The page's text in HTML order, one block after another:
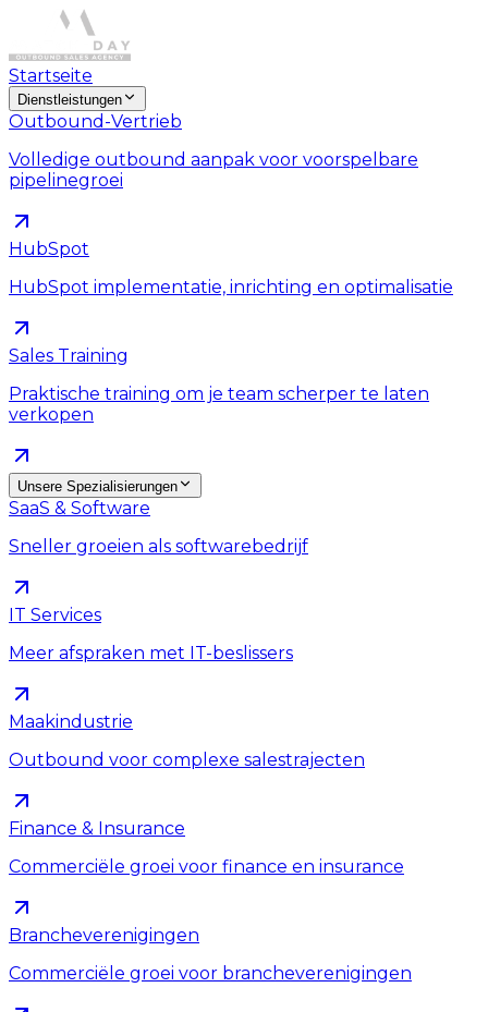
Startseite
Dienstleistungen
Outbound-Vertrieb
Volledige outbound aanpak voor voorspelbare
pipelinegroei
HubSpot
HubSpot implementatie, inrichting en optimalisatie
Sales Training
Praktische training om je team scherper te laten
verkopen
Unsere Spezialisierungen
SaaS & Software
Sneller groeien als softwarebedrijf
IT Services
Meer afspraken met IT-beslissers
Maakindustrie
Outbound voor complexe salestrajecten
Finance & Insurance
Commerciële groei voor finance en insurance
Brancheverenigingen
Commerciële groei voor brancheverenigingen